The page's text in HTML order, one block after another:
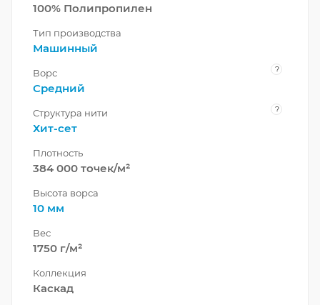
100% Полипропилен
Тип производства
Машинный
Ворс ?
Средний
Структура нити ?
Хит-сет
Плотность
384 000 точек/м²
Высота ворса
10 мм
Вес
1750 г/м²
Коллекция
Каскад